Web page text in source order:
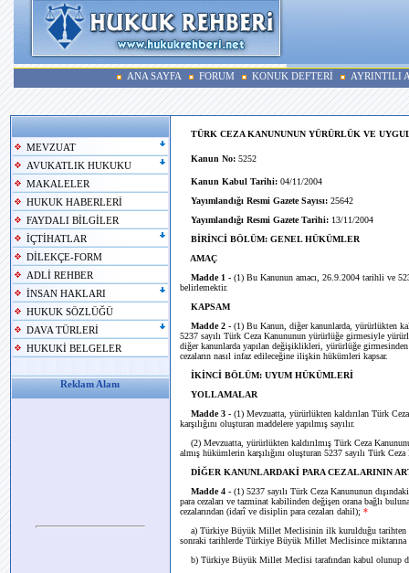
ANA SAYFA FORUM KONUK DEFTERİ AYRINTILI
MEVZUAT
AVUKATLIK HUKUKU
MAKALELER
HUKUK HABERLERİ
FAYDALI BİLGİLER
İÇTİHATLAR
DİLEKÇE-FORM
ADLİ REHBER
İNSAN HAKLARI
HUKUK SÖZLÜĞÜ
DAVA TÜRLERİ
HUKUKİ BELGELER
Reklam Alanı
TÜRK CEZA KANUNUNUN YÜRÜRLÜK VE
Kanun No: 5252
Kanun Kabul Tarihi: 04/11/2004
Yayımlandığı Resmi Gazete Sayısı: 25642
Yayımlandığı Resmi Gazete Tarihi: 13/11/2004
BİRİNCİ BÖLÜM: GENEL HÜKÜMLER
AMAÇ
Madde 1 - (1) Bu Kanunun amacı, 26.9.2004 tarihli ve
belirlemektir.
KAPSAM
Madde 2 - (1) Bu Kanun, diğer kanunlarda, yürürlükten
5237 sayılı Türk Ceza Kanununun yürürlüğe girmesiyle
diğer kanunlarda yapılan değişiklikleri, yürürlüğe
cezaların nasıl infaz edileceğine ilişkin hükümleri kapsar.
İKİNCİ BÖLÜM: UYUM HÜKÜMLERİ
YOLLAMALAR
Madde 3 - (1) Mevzuatta, yürürlükten kaldırılan Türk
karşılığını oluşturan maddelere yapılmış sayılır.
(2) Mevzuatta, yürürlükten kaldırılmış Türk Ceza
almış hükümlerin karşılığını oluşturan 5237 sayılı Türk
DİĞER KANUNLARDAKİ PARA CEZALARININ
Madde 4 - (1) 5237 sayılı Türk Ceza Kanununun
para cezaları ve tazminat kabilinden değişen orana bağlı
cezalarından (idarî ve disiplin para cezaları dahil); *
a) Türkiye Büyük Millet Meclisinin ilk kurulduğu tarihten
sonraki tarihlerde Türkiye Büyük Millet Meclisince miktarına
b) Türkiye Büyük Millet Meclisi tarafından kabul olunup